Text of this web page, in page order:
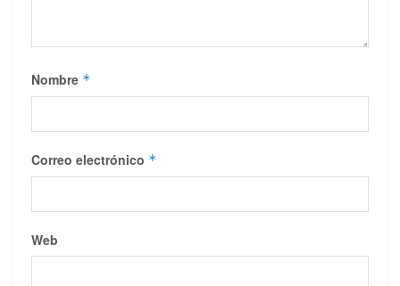
Nombre *
Correo electrónico *
Web